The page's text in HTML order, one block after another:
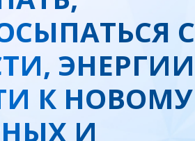
С
ЭНЕРГИИ
К НОВОМУ
И